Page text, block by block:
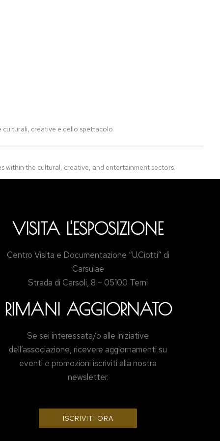
culturali, creative e dello spettacolo
within the cultural, creative, and entertainment sectors.
VISITA L'ESPOSIZIONE
Centro Visita e Documentazione “U.Ciotti” di
Carsulae
Strada di Carsoli, 8 – 05100 Terni
RIMANI AGGIORNATO
Se sei interessata/o alle iniziative
dell’associazione, ricevere aggiornamenti su
eventi e promozioni iscriviti alla nostra
newsletter.
ISCRIVITI ORA